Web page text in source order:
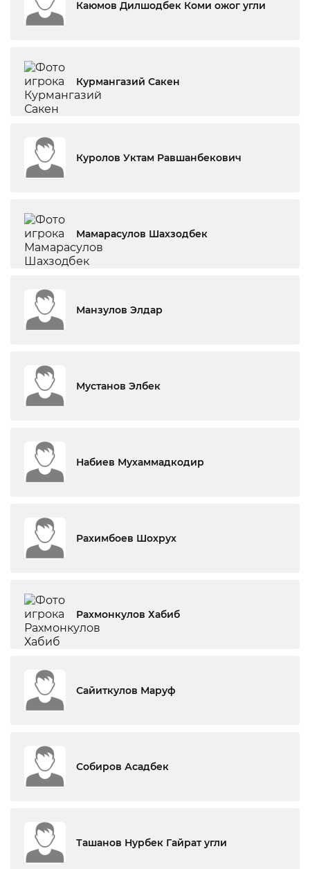
Каюмов Дилшодбек Коми ожог угли
Курмангазий Сакен
Куролов Уктам Равшанбекович
Мамарасулов Шахзодбек
Манзулов Элдар
Мустанов Элбек
Набиев Мухаммадкодир
Рахимбоев Шохрух
Рахмонкулов Хабиб
Сайиткулов Маруф
Собиров Асадбек
Ташанов Нурбек Гайрат угли